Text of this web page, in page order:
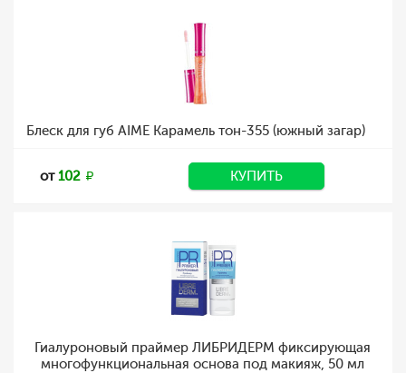
Блеск для губ AIME Карамель тон-355 (южный загар)
от102 КУПИТЬ
Гиалуроновый праймер ЛИБРИДЕРМ фиксирующая
многофункциональная основа под макияж, 50 мл